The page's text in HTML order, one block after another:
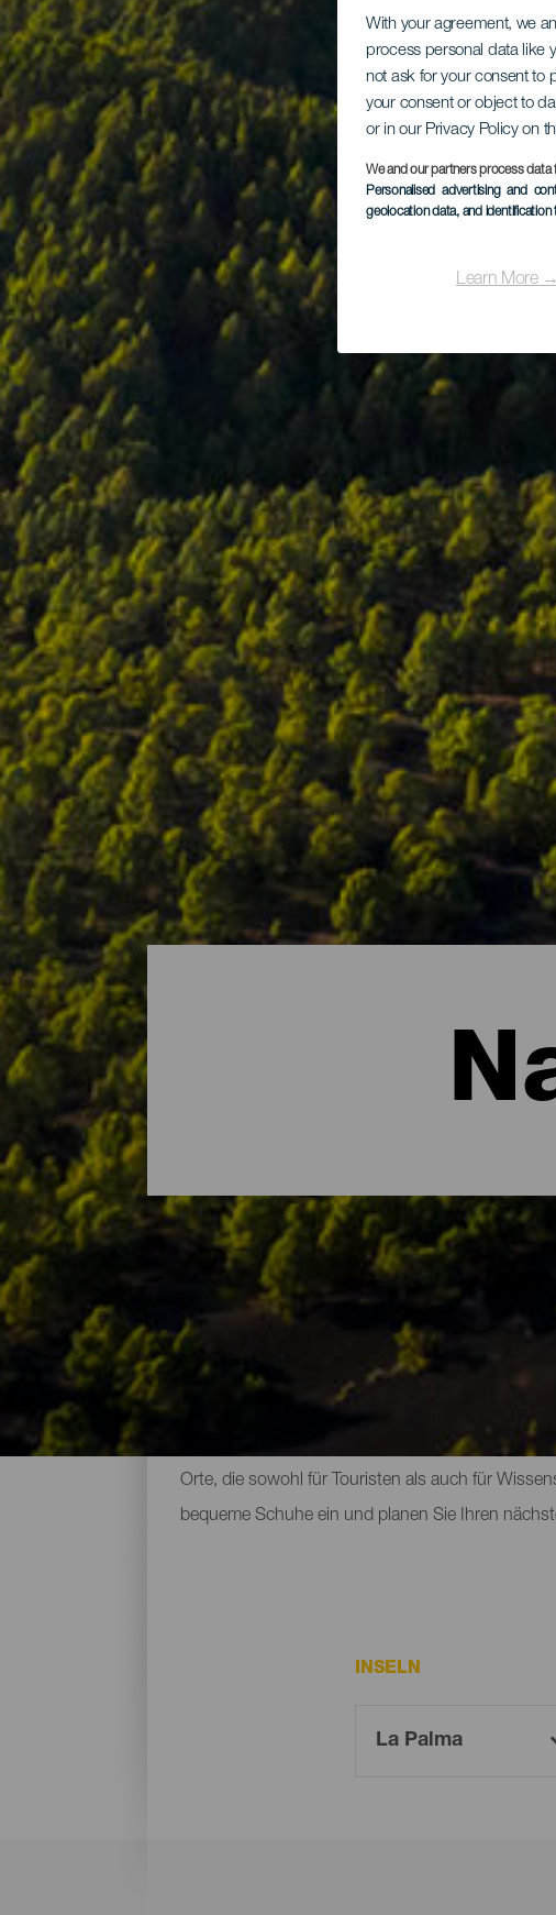
With your agreement, we
process personal data like
not ask for your consent to
your consent or object to
or in our Privacy Policy on
We and our partners process data
Personalised advertising and
geolocation data, and identification
Learn More →
Die wichtigsten Naturräume
Wenn es etwas gibt, das La Isla Bonita
UNESCO in seiner Gesamtheit als
beherbergen. Zu den Naturräumen, die man auf
Orte, die sowohl für Touristen als auch für
bequeme Schuhe ein und planen Sie Ihren
INSELN